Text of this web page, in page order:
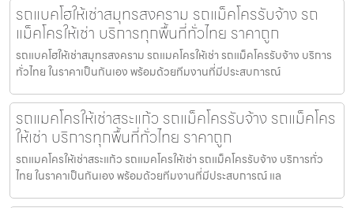
รถแบคโฮให้เช่าสมุทรสงคราม รถแม็คโครรับจ้าง รถ
แม็คโครให้เช่า บริการทุกพื้นที่ทั่วไทย ราคาถูก
รถแบคโฮให้เช่าสมุทรสงคราม รถแมคโครให้เช่า รถแม็คโครรับจ้าง บริการ
ทั่วไทย ในราคาเป็นกันเอง พร้อมด้วยทีมงานที่มีประสบการณ์
รถแมคโครให้เช่าสระแก้ว รถแม็คโครรับจ้าง รถแม็คโคร
ให้เช่า บริการทุกพื้นที่ทั่วไทย ราคาถูก
รถแมคโครให้เช่าสระแก้ว รถแมคโครให้เช่า รถแม็คโครรับจ้าง บริการทั่ว
ไทย ในราคาเป็นกันเอง พร้อมด้วยทีมงานที่มีประสบการณ์ แล